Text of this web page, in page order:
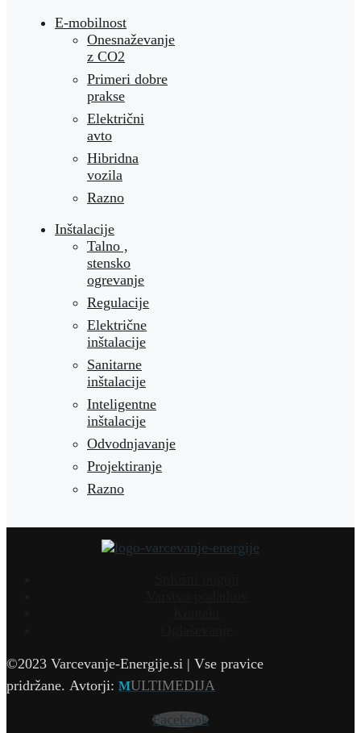
E-mobilnost
Onesnaževanje
z CO2
Primeri dobre
prakse
Električni
avto
Hibridna
vozila
Razno
Inštalacije
Talno ,
stensko
ogrevanje
Regulacije
Električne
inštalacije
Sanitarne
inštalacije
Inteligentne
inštalacije
Odvodnjavanje
Projektiranje
Razno
©2023 Varcevanje-Energije.si | Vse pravice
pridržane. Avtorji: MULTIMEDIJA
Facebook